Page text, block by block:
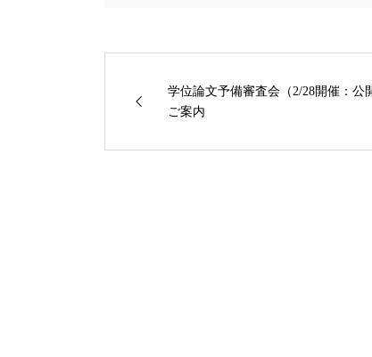
学位論文予備審査会（2/28開催：公
ご案内